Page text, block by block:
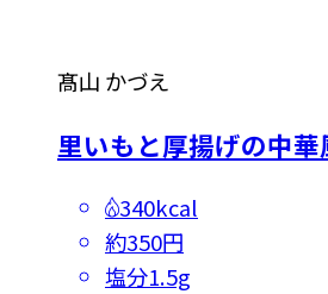
髙山 かづえ
里いもと厚揚げの中
340kcal
約350円
塩分1.5g